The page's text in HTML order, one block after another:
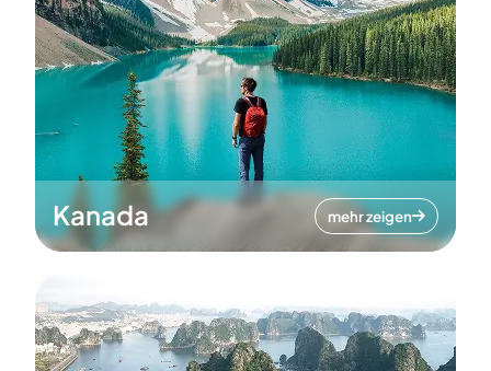
Kanada mehr zeigen